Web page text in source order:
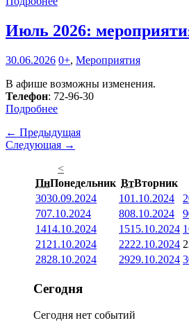
Июль 2026:
30.06.2026 0+, Мероприятия
В афише возможны изменения.
Телефон: 72-96-30
Подробнее
← Предыдущая
Следующая →
<
ПнПонедельник ВтВторник
3030.09.2024 101.10.2024 2
707.10.2024 808.10.2024 9
1414.10.2024 1515.10.2024
21 21.10.2024 2222.10.2024
2828.10.2024 2929.10.2024
Сегодня
Сегодня нет событий